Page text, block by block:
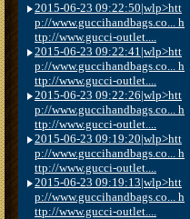
2015-06-23 09:22:50|wlp>htt
p://www.guccihandbags.co... h
ttp://www.gucci-outlet....
2015-06-23 09:22:41|wlp>htt
p://www.guccihandbags.co... h
ttp://www.gucci-outlet....
2015-06-23 09:22:26|wlp>htt
p://www.guccihandbags.co... h
ttp://www.gucci-outlet....
2015-06-23 09:19:20|wlp>htt
p://www.guccihandbags.co... h
ttp://www.gucci-outlet....
2015-06-23 09:19:13|wlp>htt
p://www.guccihandbags.co... h
ttp://www.gucci-outlet....